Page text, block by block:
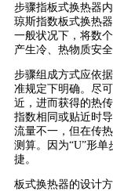
步骤指板式换热器
琼斯指数板式换热
一般状况下，将数
产生冷、热物质安
步骤组成方式应依
准规定下明确。尽
近，进而获得的热
指数相同或贴近时
流量不一，但在传
测算。因为“U”形
捷。
板式换热器的设计